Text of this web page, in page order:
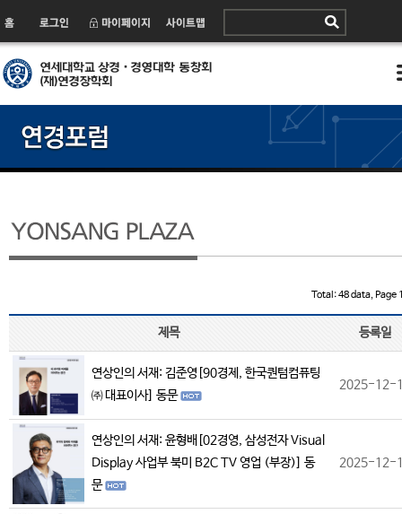
Total: 48 data, Page
제목 등록일
연상인의 서재: 김준영[90경제, 한국퀀텀컴퓨팅
㈜ 대표이사] 동문
2025-12-
연상인의 서재: 윤형배[02경영, 삼성전자 Visual
Display 사업부 북미 B2C TV 영업 (부장)] 동
문
2025-12-